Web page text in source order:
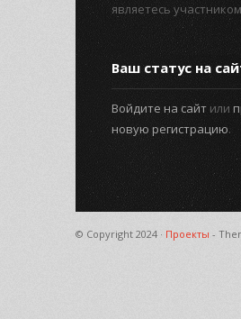
являетесь
Ваш статус на
Войдите на сайт или
новую регистрацию.
© Copyright 2024 · Проекты -